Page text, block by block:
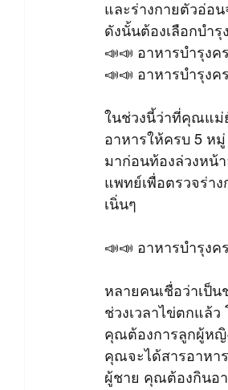
และร่างกายตัวอ่อ
ดังนั้นต้องเลือกบำ
📣📣 อาหารบำรุง
📣📣 อาหารบำรุง
ในช่วงนี้ว่าที่คุณแม่
อาหารให้ครบ 5 ห
มาก่อนท้องล่วงหน้
แพทย์เพื่อตรวจร่า
เนิ่นๆ
📣📣 อาหารบำรุง
หลายคนเชื่อว่าเป็น
ช่วงเวลาไข่ตกแล้
คุณต้องการลูกผู้หญิ
คุณจะได้สารอาหา
ผู้ชาย คุณต้องกินอา